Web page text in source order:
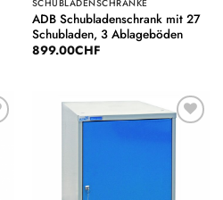
SCHUBLADENSCHRÄNKE
ADB Schubladenschrank mit 27
Schubladen, 3 Ablageböden
899.00CHF